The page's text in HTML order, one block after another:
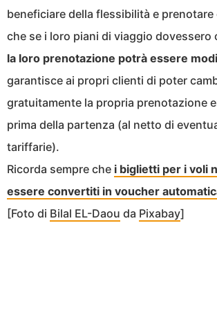
beneficiare della flessibilità e
che se i loro piani di viaggio dovessero
la loro prenotazione potrà essere
garantisce ai propri clienti di poter
gratuitamente la propria prenotazione
prima della partenza (al netto di
tariffarie).
Ricorda sempre che i biglietti per i voli
essere convertiti in voucher
[Foto di Bilal EL-Daou da Pixabay]